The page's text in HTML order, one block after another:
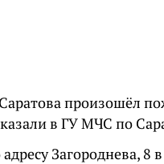
произошёл
в ГУ МЧС по
Загороднева, 8